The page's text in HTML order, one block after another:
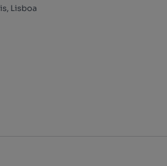
Lisboa